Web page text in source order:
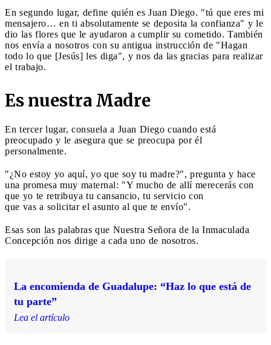
En segundo lugar, define quién es Juan Diego. "tú que eres mi
mensajero… en ti absolutamente se deposita la confianza" y le
dio las flores que le ayudaron a cumplir su cometido. También
nos envía a nosotros con su antigua instrucción de "Hagan
todo lo que [Jesús] les diga", y nos da las gracias para realizar
el trabajo.
Es nuestra Madre
En tercer lugar, consuela a Juan Diego cuando está
preocupado y le asegura que se preocupa por él
personalmente.
"¿No estoy yo aquí, yo que soy tu madre?", pregunta y hace
una promesa muy maternal: "Y mucho de allí merecerás con
que yo te retribuya tu cansancio, tu servicio con
que vas a solicitar el asunto al que te envío".
Esas son las palabras que Nuestra Señora de la Inmaculada
Concepción nos dirige a cada uno de nosotros.
La encomienda de Guadalupe: “Haz lo que está de
tu parte”
Lea el artículo